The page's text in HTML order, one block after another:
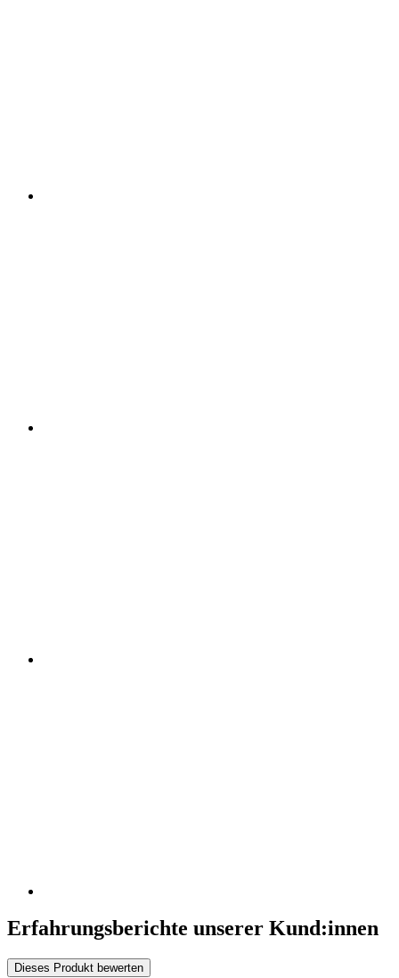
Erfahrungsberichte unserer Kund:innen
Dieses Produkt bewerten